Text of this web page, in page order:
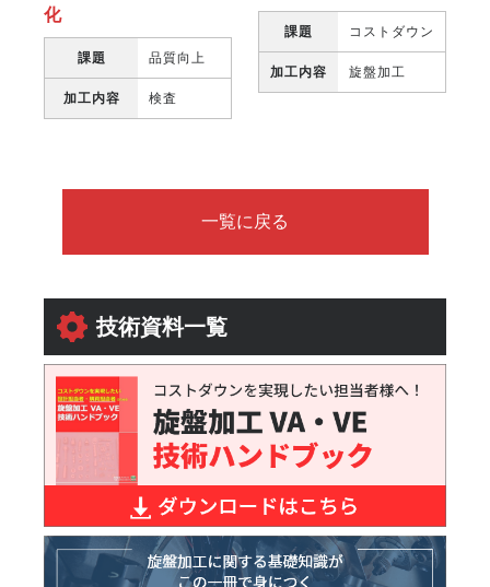
技術資料一覧
化
課題 品質向上
加工内容 検査
課題 コストダウン
加工内容 旋盤加工
一覧に戻る